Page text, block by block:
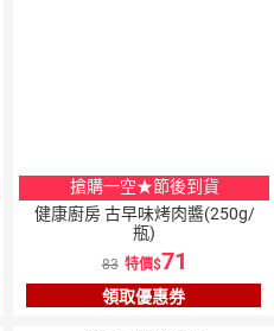
搶購一空★節後到貨
健康廚房 古早味烤肉醬(250g/
瓶)
83 特價 71
領取優惠券